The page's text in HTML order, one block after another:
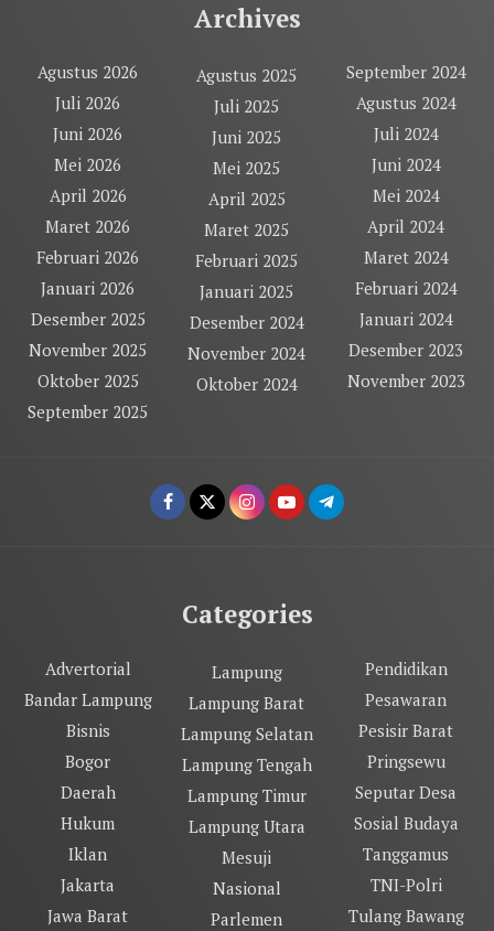
Archives
Agustus 2026
Juli 2026
Juni 2026
Mei 2026
April 2026
Maret 2026
Februari 2026
Januari 2026
Desember 2025
November 2025
Oktober 2025
September 2025
Agustus 2025
Juli 2025
Juni 2025
Mei 2025
April 2025
Maret 2025
Februari 2025
Januari 2025
Desember 2024
November 2024
Oktober 2024
September 2024
Agustus 2024
Juli 2024
Juni 2024
Mei 2024
April 2024
Maret 2024
Februari 2024
Januari 2024
Desember 2023
November 2023
Categories
Advertorial
Bandar Lampung
Bisnis
Bogor
Daerah
Hukum
Iklan
Jakarta
Jawa Barat
Lampung
Lampung Barat
Lampung Selatan
Lampung Tengah
Lampung Timur
Lampung Utara
Mesuji
Nasional
Parlemen
Pendidikan
Pesawaran
Pesisir Barat
Pringsewu
Seputar Desa
Sosial Budaya
Tanggamus
TNI-Polri
Tulang Bawang